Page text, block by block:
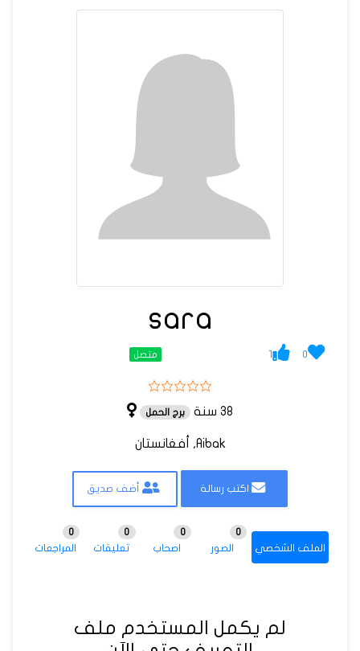
sara
0
1 متصل
38 سنة برج الحمل
Aibak, أفغانستان
اكتب رسالة أضف صديق
الملف الشخصي الصور
0
اصحاب
0
تعليقات
0
المراجعات
0
لم يكمل المستخدم ملف